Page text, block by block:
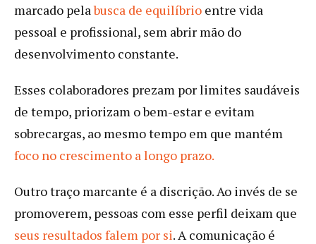
marcado pelabusca de equilíbrio entre vida
pessoal e profissional, sem abrir mão do
desenvolvimento constante.
Esses colaboradores prezam por limites saudáveis
de tempo, priorizam o bem-estar e evitam
sobrecargas, ao mesmo tempo em que mantém
foco no crescimento a longo prazo.
Outro traço marcante é a discrição. Ao invés de se
promoverem, pessoas com esse perfil deixam que
seus resultados falem por si. A comunicação é